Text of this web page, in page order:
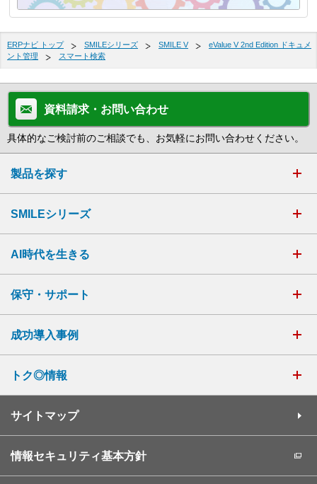
ERPナビ トップ SMILEシリーズ SMILE V
eValue V 2nd Edition ドキュメ
ント管理
スマート検索
資料請求・お問い合わせ
具体的なご検討前のご相談でも、お気軽にお問い合わせください。
製品を探す
SMILEシリーズ
AI時代を生きる
保守・サポート
成功導入事例
トク◎情報
サイトマップ
情報セキュリティ基本方針